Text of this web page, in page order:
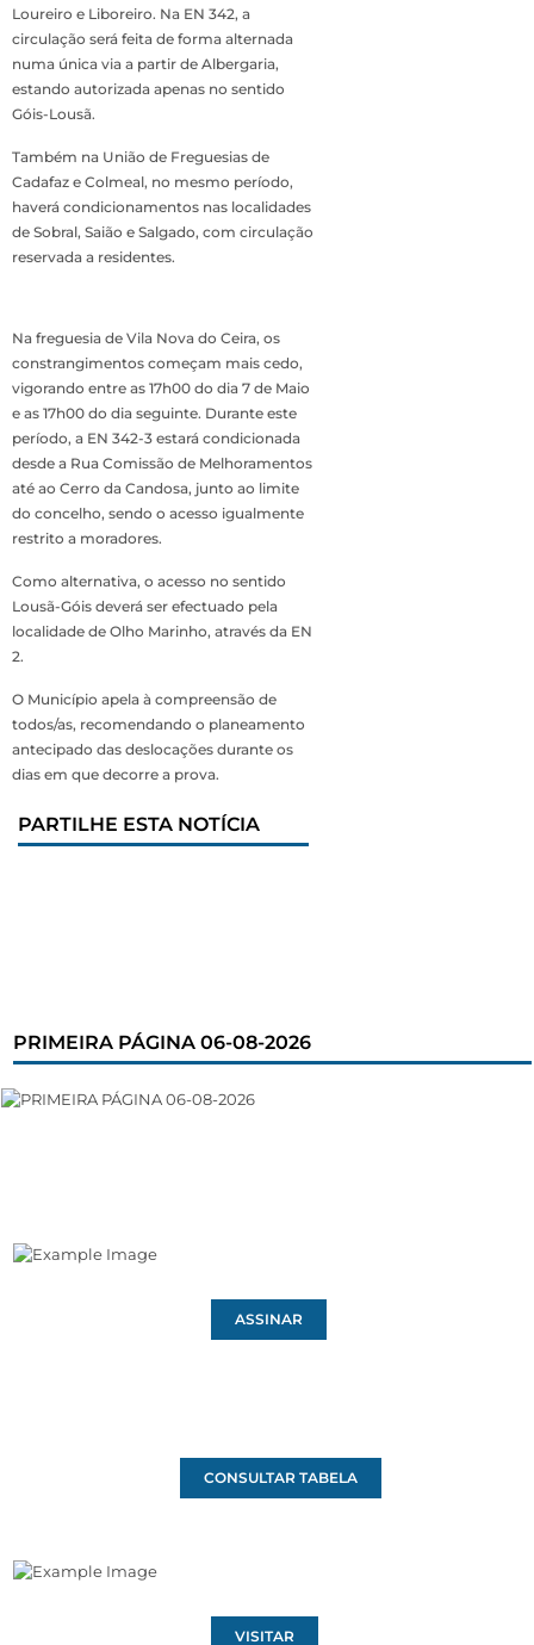
Loureiro e Liboreiro. Na EN 342, a
circulação será feita de forma alternada
numa única via a partir de Albergaria,
estando autorizada apenas no sentido
Góis-Lousã.
Também na União de Freguesias de
Cadafaz e Colmeal, no mesmo período,
haverá condicionamentos nas localidades
de Sobral, Saião e Salgado, com circulação
reservada a residentes.
Na freguesia de Vila Nova do Ceira, os
constrangimentos começam mais cedo,
vigorando entre as 17h00 do dia 7 de Maio
e as 17h00 do dia seguinte. Durante este
período, a EN 342-3 estará condicionada
desde a Rua Comissão de Melhoramentos
até ao Cerro da Candosa, junto ao limite
do concelho, sendo o acesso igualmente
restrito a moradores.
Como alternativa, o acesso no sentido
Lousã-Góis deverá ser efectuado pela
localidade de Olho Marinho, através da EN
2.
O Município apela à compreensão de
todos/as, recomendando o planeamento
antecipado das deslocações durante os
dias em que decorre a prova.
PARTILHE ESTA NOTÍCIA
PRIMEIRA PÁGINA 06-08-2026
ASSINAR
CONSULTAR TABELA
VISITAR